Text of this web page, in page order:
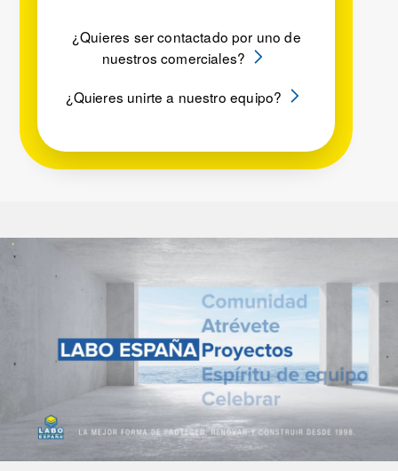
¿Quieres ser contactado por uno de
nuestros comerciales?
¿Quieres unirte a nuestro equipo?